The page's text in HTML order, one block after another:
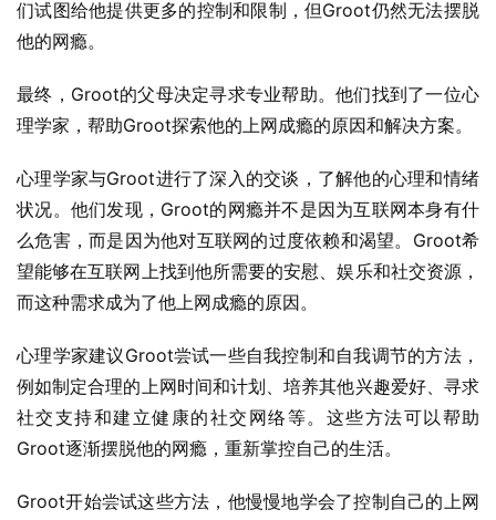
们试图给他提供更多的控制和限制，但Groot仍然无法摆脱
他的网瘾。
最终，Groot的父母决定寻求专业帮助。他们找到了一位心
理学家，帮助Groot探索他的上网成瘾的原因和解决方案。
心理学家与Groot进行了深入的交谈，了解他的心理和情绪
状况。他们发现，Groot的网瘾并不是因为互联网本身有什
么危害，而是因为他对互联网的过度依赖和渴望。Groot希
望能够在互联网上找到他所需要的安慰、娱乐和社交资源，
而这种需求成为了他上网成瘾的原因。
心理学家建议Groot尝试一些自我控制和自我调节的方法，
例如制定合理的上网时间和计划、培养其他兴趣爱好、寻求
社交支持和建立健康的社交网络等。这些方法可以帮助
Groot逐渐摆脱他的网瘾，重新掌控自己的生活。
Groot开始尝试这些方法，他慢慢地学会了控制自己的上网